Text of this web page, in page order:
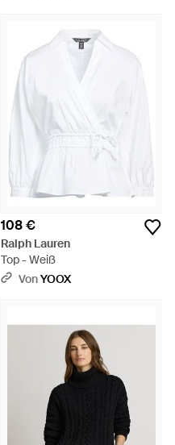
108 €
Ralph Lauren
Top - Weiß
VonYOOX